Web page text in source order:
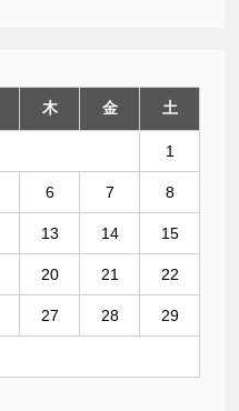
木 金 土
1
6 7 8
13 14 15
20 21 22
27 28 29